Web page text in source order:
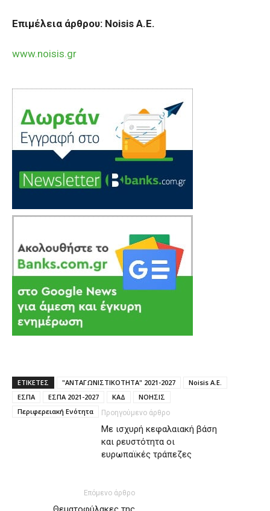
Επιμέλεια άρθρου: Noisis Α.Ε.
www.noisis.gr
ΕΤΙΚΕΤΕΣ "ΑΝΤΑΓΩΝΙΣΤΙΚΟΤΗΤΑ" 2021-2027
Noisis Α.Ε.
ΕΣΠΑ
ΕΣΠΑ 2021-2027 ΚΑΔ
ΝΟΗΣΙΣ
Περιφερειακή Ενότητα
Προηγούμενο άρθρο
Με ισχυρή κεφαλαιακή βάση
και ρευστότητα οι
ευρωπαϊκές τράπεζες
Επόμενο άρθρο